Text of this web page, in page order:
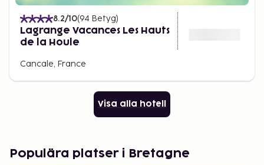
8.2/10(94 Betyg)
Lagrange Vacances Les Hauts
de la Houle
Cancale, France
Visa alla hotell
Populära platser i Bretagne